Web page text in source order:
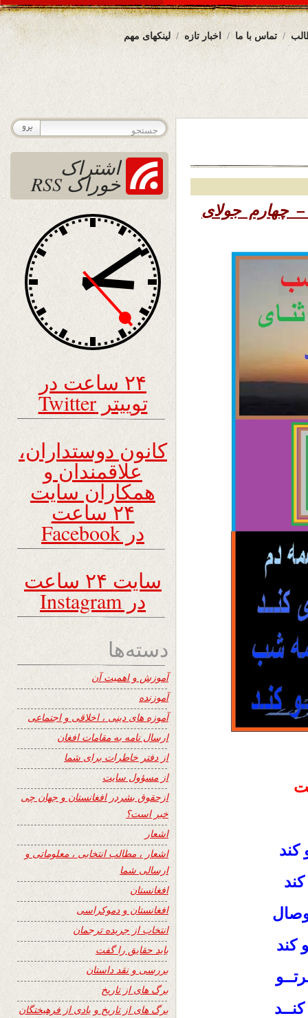
لینکهای مهم اخبار تازه تماس با ما
– چهارم جولای
کند
اشتراک
خوراک RSS
۲۴ ساعت در
توییتر Twitter
کانون دوستداران،
علاقمندان و
همکاران سایت
۲۴ ساعت
در Facebook
سایت ۲۴ ساعت
در Instagram
دسته‌ها
آموزش و اهمیت آن
آموزنده
آموزه های دینی ، اخلاقی و اجتماعی
ارسال نامه به مقامات افغان
از دفتر خاطرات برای شما
از مسؤول سایت
ازحقوق بشردر افغانستان و جهان چی
خبر است؟
اشعار
اشعار ، مطالب انتخابی ، معلوماتی و
ارسالی شما
افغانستان
افغانستان و دموکراسی
انتخاب از جریده ترجمان
باید حقایق را گفت
بررسی و نقد داستان
برگ های از تاریخ
برگ های از تاریخ و یادی از فرهیختگان